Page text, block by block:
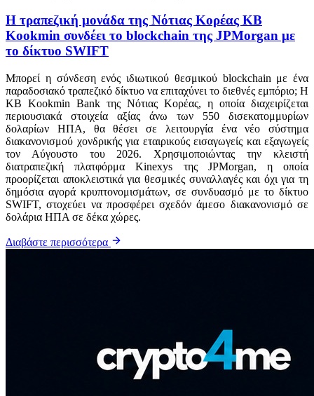
Η τραπεζική μονάδα της Νότιας Κορέας KB
Kookmin συνδέει το blockchain της JPMorgan με
το δίκτυο SWIFT
Μπορεί η σύνδεση ενός ιδιωτικού θεσμικού blockchain με ένα
παραδοσιακό τραπεζικό δίκτυο να επιταχύνει το διεθνές εμπόριο; Η
KB Kookmin Bank της Νότιας Κορέας, η οποία διαχειρίζεται
περιουσιακά στοιχεία αξίας άνω των 550 δισεκατομμυρίων
δολαρίων ΗΠΑ, θα θέσει σε λειτουργία ένα νέο σύστημα
διακανονισμού χονδρικής για εταιρικούς εισαγωγείς και εξαγωγείς
τον Αύγουστο του 2026. Χρησιμοποιώντας την κλειστή
διατραπεζική πλατφόρμα Kinexys της JPMorgan, η οποία
προορίζεται αποκλειστικά για θεσμικές συναλλαγές και όχι για τη
δημόσια αγορά κρυπτονομισμάτων, σε συνδυασμό με το δίκτυο
SWIFT, στοχεύει να προσφέρει σχεδόν άμεσο διακανονισμό σε
δολάρια ΗΠΑ σε δέκα χώρες.
Διαβάστε περισσότερα